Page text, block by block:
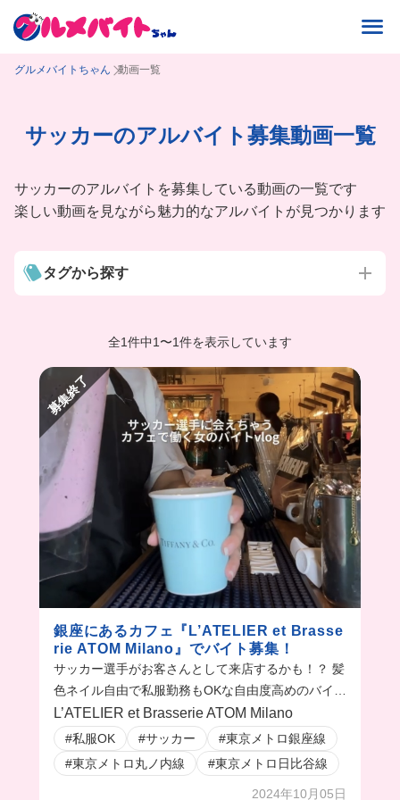
グルメバイトちゃん 動画一覧
サッカーのアルバイト募集動画一覧
サッカーのアルバイトを募集している動画の一覧です
楽しい動画を見ながら魅力的なアルバイトが見つかります
タグから探す
全1件中1 〜1件を表示しています
募集終了
銀座にあるカフェ『L’ATELIER et Brasse
rie ATOM Milano』でバイト募集！
サッカー選手がお客さんとして来店するかも！？ 髪
色ネイル自由で私服勤務もOKな自由度高めのバイト
も嬉しい！
L’ATELIER et Brasserie ATOM Milano
#私服OK #サッカー
#東京メトロ銀座線
#東京メトロ丸ノ内線
#東京メトロ日比谷線
2024年10月05日